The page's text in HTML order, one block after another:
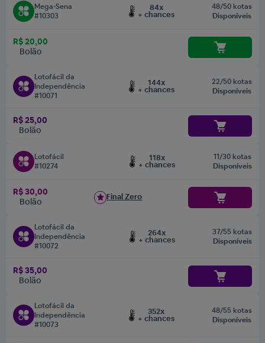
Mega-Sena
#10303
84x
+ chances
48/50 kotas
Disponíveis
R$ 20,00
Bolão
Lotofácil da
Independência
#10071
144x
+ chances
22/50 kotas
Disponíveis
R$ 25,00
Bolão
Lotofácil
#10274
118x
+ chances
11/30 kotas
Disponíveis
R$ 30,00
Bolão
Final Zero
Lotofácil da
Independência
#10072
264x
+ chances
37/55 kotas
Disponíveis
R$ 35,00
Bolão
Lotofácil da
Independência
#10073
352x
+ chances
48/55 kotas
Disponíveis